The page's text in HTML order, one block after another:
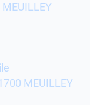
MEUILLEY